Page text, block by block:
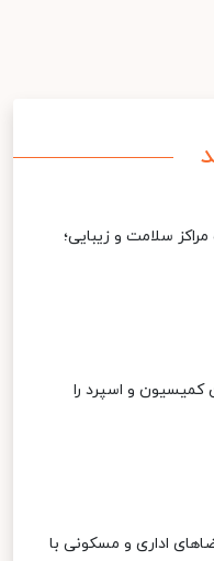
سلامت و زیبایی؛
و اسپرد را
اداری و مسکونی با